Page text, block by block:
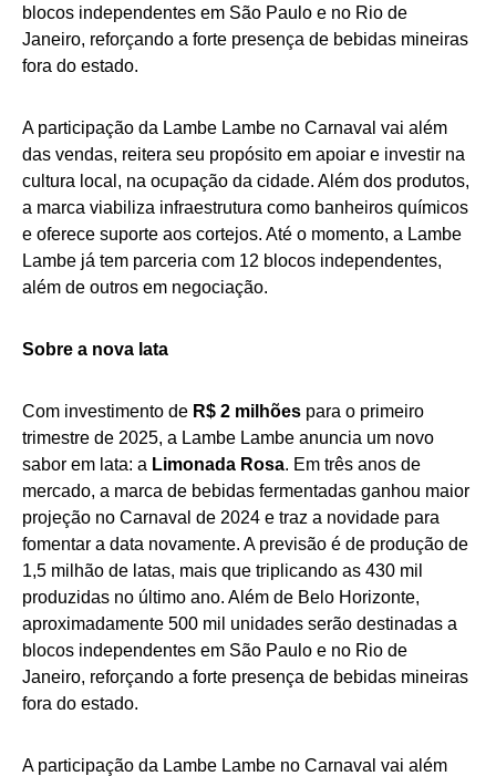
blocos independentes em São Paulo e no Rio de
Janeiro, reforçando a forte presença de bebidas mineiras
fora do estado.
A participação da Lambe Lambe no Carnaval vai além
das vendas, reitera seu propósito em apoiar e investir na
cultura local, na ocupação da cidade. Além dos produtos,
a marca viabiliza infraestrutura como banheiros químicos
e oferece suporte aos cortejos. Até o momento, a Lambe
Lambe já tem parceria com 12 blocos independentes,
além de outros em negociação.
Sobre a nova lata
Com investimento de R$ 2 milhões para o primeiro
trimestre de 2025, a Lambe Lambe anuncia um novo
sabor em lata: a Limonada Rosa. Em três anos de
mercado, a marca de bebidas fermentadas ganhou maior
projeção no Carnaval de 2024 e traz a novidade para
fomentar a data novamente. A previsão é de produção de
1,5 milhão de latas, mais que triplicando as 430 mil
produzidas no último ano. Além de Belo Horizonte,
aproximadamente 500 mil unidades serão destinadas a
blocos independentes em São Paulo e no Rio de
Janeiro, reforçando a forte presença de bebidas mineiras
fora do estado.
A participação da Lambe Lambe no Carnaval vai além